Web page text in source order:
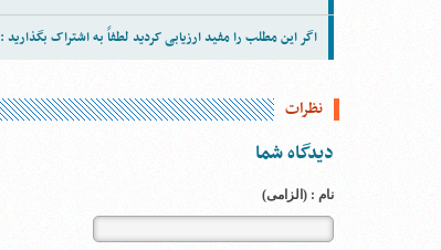
اگر این مطلب را مفید ارزیابی کردید لطفاً به اشتراک بگذارید :
نظرات
دیدگاه شما
نام : (الزامی)